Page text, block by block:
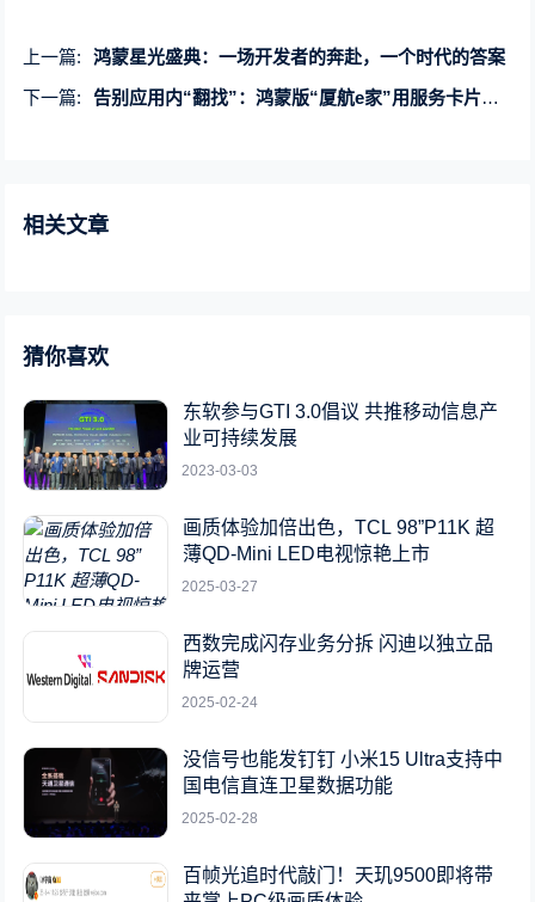
上一篇:
鸿蒙星光盛典：一场开发者的奔赴，一个时代的答案
下一篇:
告别应用内“翻找”：鸿蒙版“厦航e家”用服务卡片开启一键办公新体验
相关文章
猜你喜欢
东软参与GTI 3.0倡议 共推移动信息产
业可持续发展
2023-03-03
画质体验加倍出色，TCL 98”P11K 超
薄QD-Mini LED电视惊艳上市
2025-03-27
西数完成闪存业务分拆 闪迪以独立品
牌运营
2025-02-24
没信号也能发钉钉 小米15 Ultra支持中
国电信直连卫星数据功能
2025-02-28
百帧光追时代敲门！天玑9500即将带